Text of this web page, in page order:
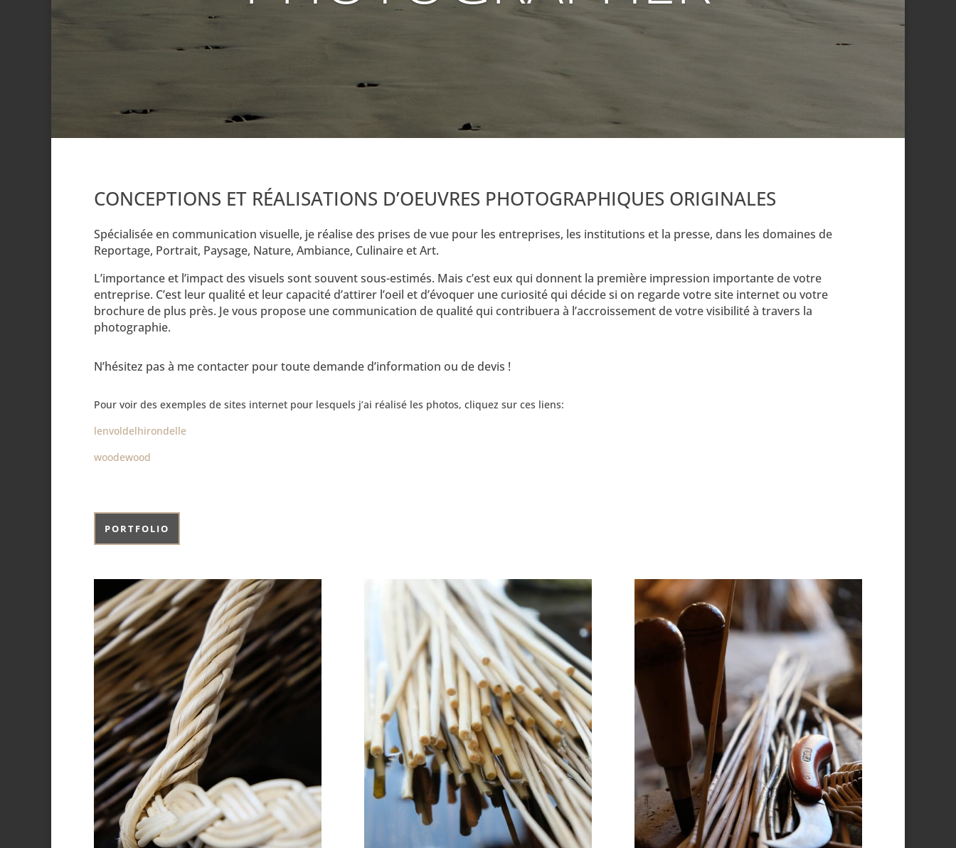
CONCEPTIONS ET RÉALISATIONS D’OEUVRES PHOTOGRAPHIQUES ORIGINALES
Spécialisée en communication visuelle, je réalise des prises de vue pour les entreprises, les institutions et la presse, dans les domaines de
Reportage, Portrait, Paysage, Nature, Ambiance, Culinaire et Art.
L’importance et l’impact des visuels sont souvent sous-estimés. Mais c’est eux qui donnent la première impression importante de votre
entreprise. C’est leur qualité et leur capacité d’attirer l’oeil et d’évoquer une curiosité qui décide si on regarde votre site internet ou votre
brochure de plus près. Je vous propose une communication de qualité qui contribuera à l’accroissement de votre visibilité à travers la
photographie.
N’hésitez pas à me contacter pour toute demande d’information ou de devis !
Pour voir des exemples de sites internet pour lesquels j’ai réalisé les photos, cliquez sur ces liens:
lenvoldelhirondelle
woodewood
PORTFOLIO